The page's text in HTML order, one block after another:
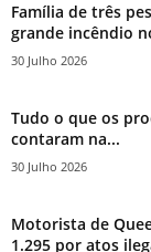
Família de três
grande incêndio
30 Julho 2026
Tudo o que os
contaram na...
30 Julho 2026
Motorista de
1.295 por atos